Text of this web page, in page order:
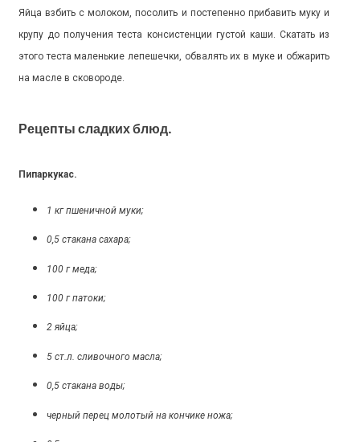
Яйца взбить с молоком, посолить и постепенно прибавить муку и
крупу до получения теста консистенции густой каши. Скатать из
этого теста маленькие лепешечки, обвалять их в муке и обжарить
на масле в сковороде.
Рецепты сладких блюд.
Пипаркукас.
1 кг пшеничной муки;
0,5 стакана сахара;
100 г меда;
100 г патоки;
2 яйца;
5 ст.л. сливочного масла;
0,5 стакана воды;
черный перец молотый на кончике ножа;